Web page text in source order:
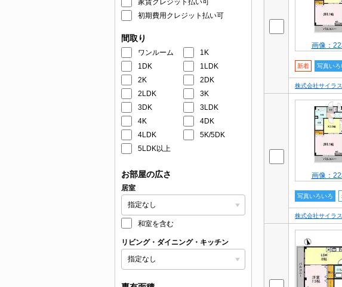
家賃クレジット払い可
初期費用クレジット払い可
間取り
ワンルーム
1K
1DK
1LDK
2K
2DK
2LDK
3K
3DK
3LDK
4K
4DK
4LDK
5K/5DK
5LDK以上
お部屋の広さ
居室
和室を含む
リビング・ダイニング・キッチン
画像：
新着 写真いろ
株式会社サイラ
画像：
写真いろいろ
株式会社サイラ